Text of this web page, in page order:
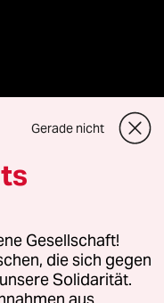
oder für Genehmigungen
Gerade nicht
Gesellschaft!
die sich gegen
Solidarität.